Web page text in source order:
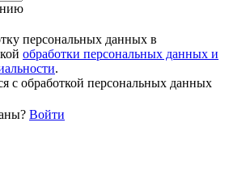
персональных данных в
обработки персональных данных и
.
с обработкой персональных данных
Войти